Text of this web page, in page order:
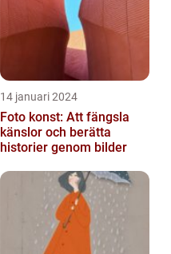
14 januari 2024
Foto konst: Att fängsla
känslor och berätta
historier genom bilder